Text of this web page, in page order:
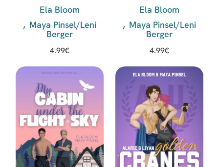
Ela Bloom
Maya Pinsel/Leni
Berger
4.99€
Ela Bloom
Maya Pinsel/Leni
Berger
4.99€